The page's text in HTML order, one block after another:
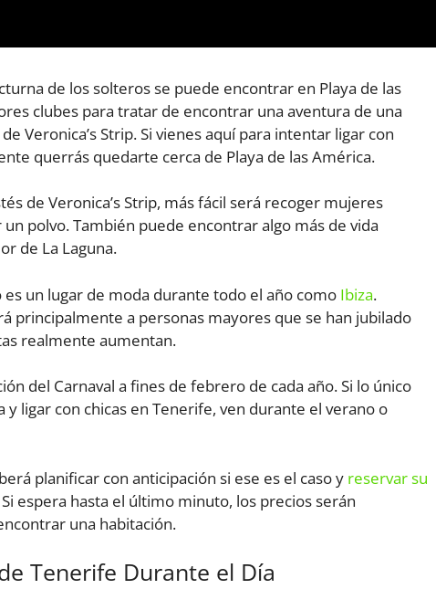
de los solteros se puede encontrar en Playa de las
clubes para tratar de encontrar una aventura de una
Veronica’s Strip. Si vienes aquí para intentar ligar con
querrás quedarte cerca de Playa de las América.
de Veronica’s Strip, más fácil será recoger mujeres
polvo. También puede encontrar algo más de vida
de La Laguna.
un lugar de moda durante todo el año como Ibiza.
principalmente a personas mayores que se han jubilado
realmente aumentan.
del Carnaval a fines de febrero de cada año. Si lo único
ligar con chicas en Tenerife, ven durante el verano o
planificar con anticipación si ese es el caso y reservar su
espera hasta el último minuto, los precios serán
una habitación.
Tenerife Durante el Día